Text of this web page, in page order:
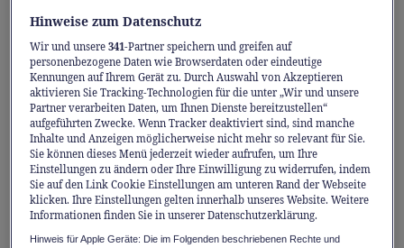
Digital Detox das unter die
Haut geht
Wer kennt das Gefühl nicht? Die
Sommerferien sind bald vorbei. Erfüllt von
einem neuen Lebensgefühl, stellt sich die
Frage, wie sich dieses im Strudel des
Alltags bewahren lässt? Der Meisterzyklus
hätte da eine Idee.
Hinweise zum Datenschutz
Wir und unsere341-Partner speichern und greifen auf
personenbezogene Daten wie Browserdaten oder eindeutige
Kennungen auf Ihrem Gerät zu. Durch Auswahl von Akzeptieren
aktivieren Sie Tracking-Technologien für die unter „Wir und unsere
Partner verarbeiten Daten, um Ihnen Dienste bereitzustellen“
aufgeführten Zwecke. Wenn Tracker deaktiviert sind, sind manche
Inhalte und Anzeigen möglicherweise nicht mehr so relevant für Sie.
Sie können dieses Menü jederzeit wieder aufrufen, um Ihre
Einstellungen zu ändern oder Ihre Einwilligung zu widerrufen, indem
Sie auf den Link Cookie Einstellungen am unteren Rand der Webseite
klicken. Ihre Einstellungen gelten innerhalb unseres Website. Weitere
Informationen finden Sie in unserer Datenschutzerklärung.
Hinweis für Apple Geräte: Die im Folgenden beschriebenen Rechte und